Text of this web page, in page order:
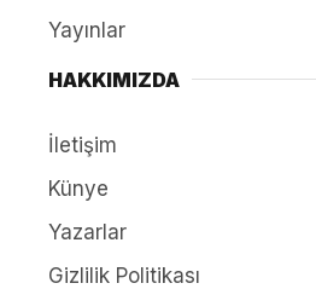
Yayınlar
HAKKIMIZDA
İletişim
Künye
Yazarlar
Gizlilik Politikası